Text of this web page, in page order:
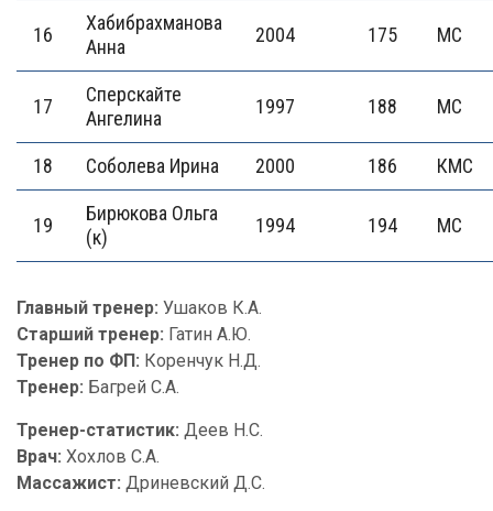
16
Хабибрахманова
Анна
2004 175 МС
17
Сперскайте
Ангелина
1997 188 МС
18 Соболева Ирина 2000 186 КМС
19
Бирюкова Ольга
(к)
1994 194 МС
Главный тренер: Ушаков К.А.
Старший тренер: Гатин А.Ю.
Тренер по ФП: Коренчук Н.Д.
Тренер: Багрей С.А.
Тренер-статистик: Деев Н.С.
Врач: Хохлов С.А.
Массажист: Дриневский Д.С.